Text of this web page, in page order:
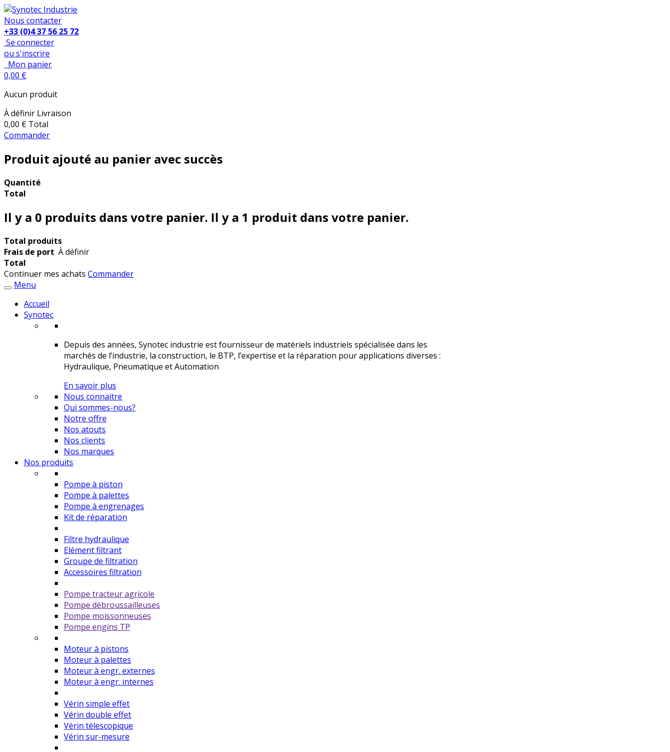
Nous contacter
+33 (0)4 37 56 25 72
Se connecter
ou s'inscrire
Mon panier
0,00 €
Aucun produit
À définir Livraison
0,00 € Total
Commander
Produit ajouté au panier avec succès
Quantité
Total
Il y a 0 produits dans votre panier. Il y a 1 produit dans votre panier.
Total produits
Frais de port À définir
Total
Continuer mes achats Commander
Menu
Accueil
Synotec
Depuis des années, Synotec industrie est fournisseur de matériels industriels spécialisée dans les
marchés de l’industrie, la construction, le BTP, l’expertise et la réparation pour applications diverses :
Hydraulique, Pneumatique et Automation
En savoir plus
Nous connaitre
Qui sommes-nous?
Notre offre
Nos atouts
Nos clients
Nos marques
Nos produits
Pompe à piston
Pompe à palettes
Pompe à engrenages
Kit de réparation
Filtre hydraulique
Elément filtrant
Groupe de filtration
Accessoires filtration
Pompe tracteur agricole
Pompe débroussailleuses
Pompe moissonneuses
Pompe engins TP
Moteur à pistons
Moteur à palettes
Moteur à engr. externes
Moteur à engr. internes
Vérin simple effet
Vérin double effet
Vérin télescopique
Vérin sur-mesure